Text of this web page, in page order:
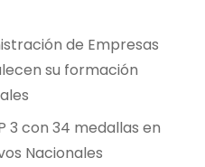
de Empresas
su formación
3 con 34 medallas en
Nacionales